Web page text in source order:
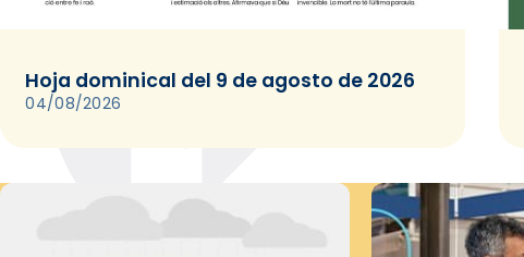
Hoja dominical del 9 de agosto de 2026
04/08/2026